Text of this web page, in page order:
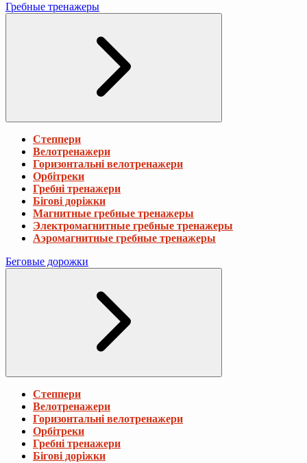
Гребные тренажеры
Степпери
Велотренажери
Горизонтальні велотренажери
Орбітреки
Гребні тренажери
Бігові доріжки
Магнитные гребные тренажеры
Электромагнитные гребные тренажеры
Аэромагнитные гребные тренажеры
Беговые дорожки
Степпери
Велотренажери
Горизонтальні велотренажери
Орбітреки
Гребні тренажери
Бігові доріжки